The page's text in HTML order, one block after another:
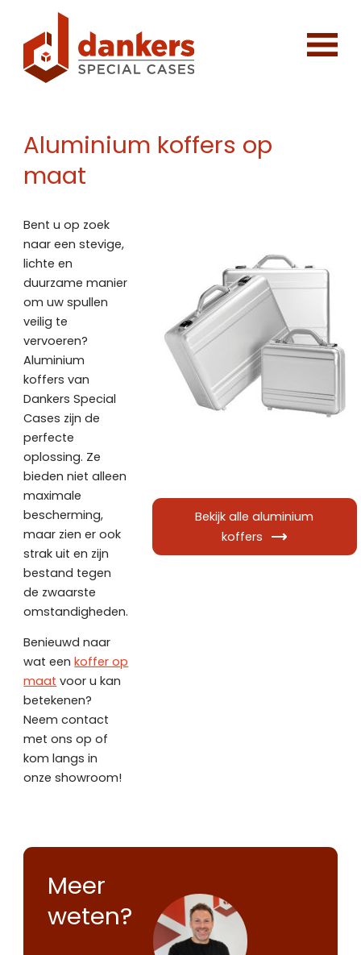
Aluminium koffers op
maat
Bent u op zoek
naar een stevige,
lichte en
duurzame manier
om uw spullen
veilig te
vervoeren?
Aluminium
koffers van
Dankers Special
Cases zijn de
perfecte
oplossing. Ze
bieden niet alleen
maximale
bescherming,
maar zien er ook
strak uit en zijn
bestand tegen
de zwaarste
omstandigheden.
Benieuwd naar
wat eenkoffer op
maat voor u kan
betekenen?
Neem contact
met ons op of
kom langs in
onze showroom!
Bekijk alle aluminium
koffers
Meer
weten?